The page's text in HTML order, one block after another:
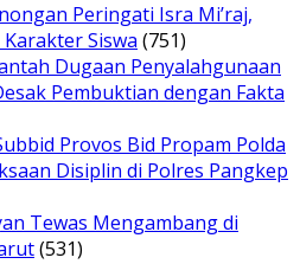
Peringati Isra Mi’raj,
Siswa (751)
Dugaan Penyalahgunaan
Pembuktian dengan Fakta
Provos Bid Propam Polda
Disiplin di Polres Pangkep
Tewas Mengambang di
(531)